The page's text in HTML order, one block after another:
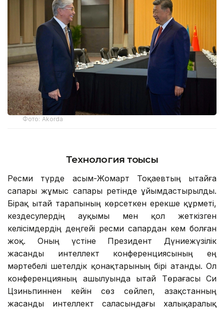
Фото: Аkorda
Технология тоғысы
Ресми түрде Қасым-Жомарт Тоқаевтың Қытайға
сапары жұмыс сапары ретінде ұйымдастырылды.
Бірақ Қытай тарапының көрсеткен ерекше құрметі,
кездесулердің ауқымы мен қол жеткізген
келісімдердің деңгейі ресми сапардан кем болған
жоқ. Оның үстіне Президент Дүниежүзілік
жасанды интеллект конференциясының ең
мәртебелі шетелдік қонақтарының бірі атанды. Ол
конференцияның ашылуында Қытай Төрағасы Си
Цзиньпиннен кейін сөз сөйлеп, Қазақстанның
жасанды интеллект саласындағы халықаралық